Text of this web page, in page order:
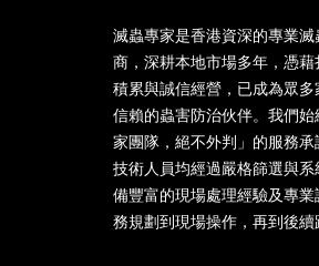
滅蟲專家是香港資深的專業
商，深耕本地市場多年，憑
積累與誠信經營，已成為眾
信賴的蟲害防治伙伴。我們始
家團隊，絕不外判」的服務
技術人員均經過嚴格篩選與
備豐富的現場處理經驗及專業
務規劃到現場操作，再到後續